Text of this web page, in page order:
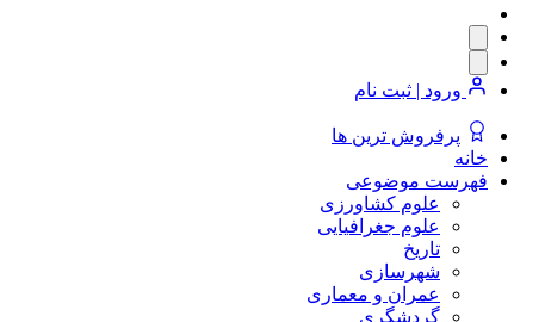
ورود | ثبت نام
پرفروش ترین ها
خانه
فهرست موضوعی
علوم کشاورزی
علوم جغرافیایی
تاریخ
شهرسازی
عمران و معماری
گردشگری